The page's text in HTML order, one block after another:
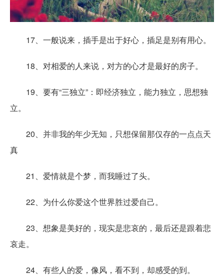
17、一般说来，插手是出于好心，插足是别有用心。
18、对相爱的人来说，对方的心才是最好的房子。
19、要有“三独立”：即经济独立，能力独立，思想独
立。
20、并非我的年少无知，只想保留那仅存的一点点天
真
21、爱情就是个梦，而我睡过了头。
22、为什么你爱这个世界胜过爱自己。
23、想象是美好的，现实是悲哀的，最后还是跟着悲
哀走。
24、有些人的爱，像风，看不到，却感受的到。